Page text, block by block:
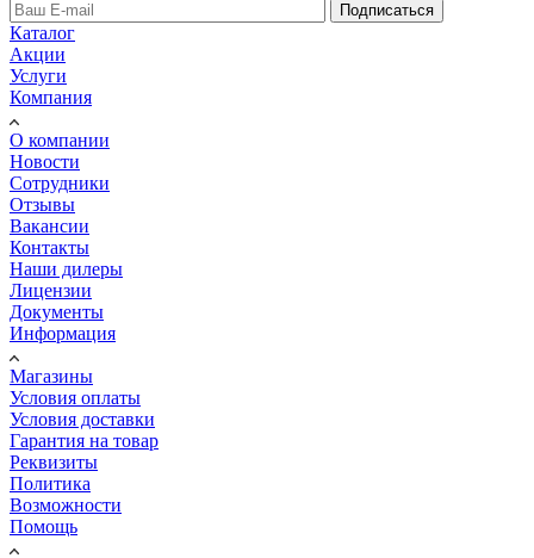
Подписаться
Каталог
Акции
Услуги
Компания
О компании
Новости
Сотрудники
Отзывы
Вакансии
Контакты
Наши дилеры
Лицензии
Документы
Информация
Магазины
Условия оплаты
Условия доставки
Гарантия на товар
Реквизиты
Политика
Возможности
Помощь